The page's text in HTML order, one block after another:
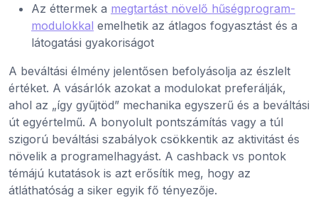
Az éttermek a megtartást növelő hűségprogram-
modulokkal emelhetik az átlagos fogyasztást és a
látogatási gyakoriságot
A beváltási élmény jelentősen befolyásolja az észlelt
értéket. A vásárlók azokat a modulokat preferálják,
ahol az „így gyűjtöd” mechanika egyszerű és a beváltási
út egyértelmű. A bonyolult pontszámítás vagy a túl
szigorú beváltási szabályok csökkentik az aktivitást és
növelik a programelhagyást. A cashback vs pontok
témájú kutatások is azt erősítik meg, hogy az
átláthatóság a siker egyik fő tényezője.